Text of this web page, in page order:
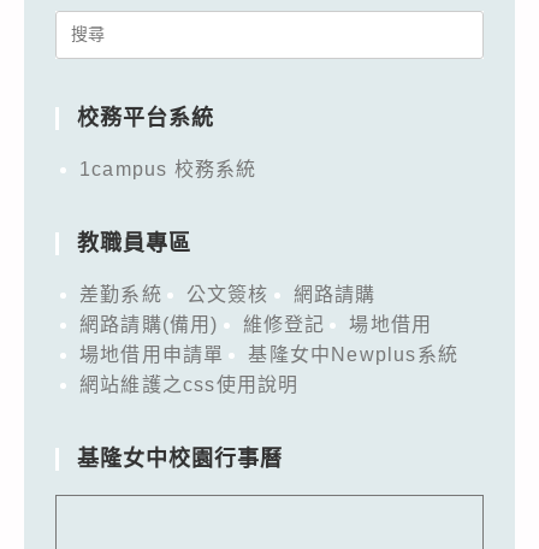
Search
校務平台系統
1campus 校務系統
教職員專區
差勤系統 公文簽核
網路請購
網路請購(備用)
維修登記
場地借用
場地借用申請單
基隆女中Newplus系統
網站維護之css使用說明
基隆女中校園行事曆